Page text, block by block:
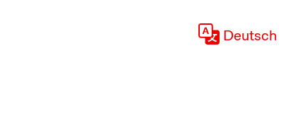
Deutsch